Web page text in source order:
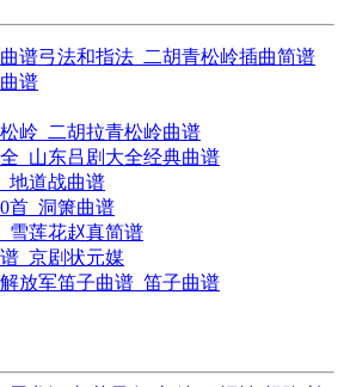
谱弓法和指法_二胡青松岭插曲简谱
谱
岭_二胡拉青松岭曲谱
_山东吕剧大全经典曲谱
地道战曲谱
首_洞箫曲谱
雪莲花赵真简谱
_京剧状元媒
放军笛子曲谱_笛子曲谱